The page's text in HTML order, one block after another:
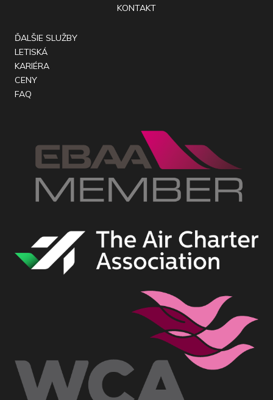
KONTAKT
ĎALŠIE SLUŽBY
LETISKÁ
KARIÉRA
CENY
FAQ